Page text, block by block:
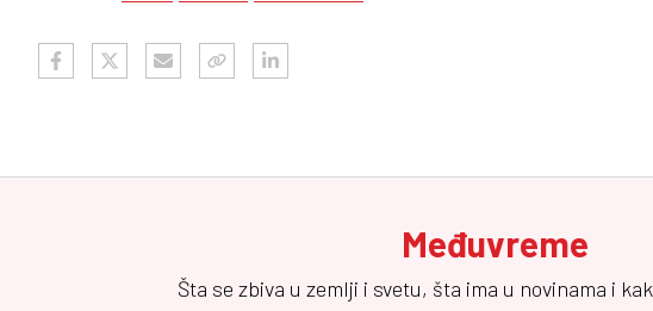
Međuvreme
Šta se zbiva u zemlji i svetu, šta ima u novinama i